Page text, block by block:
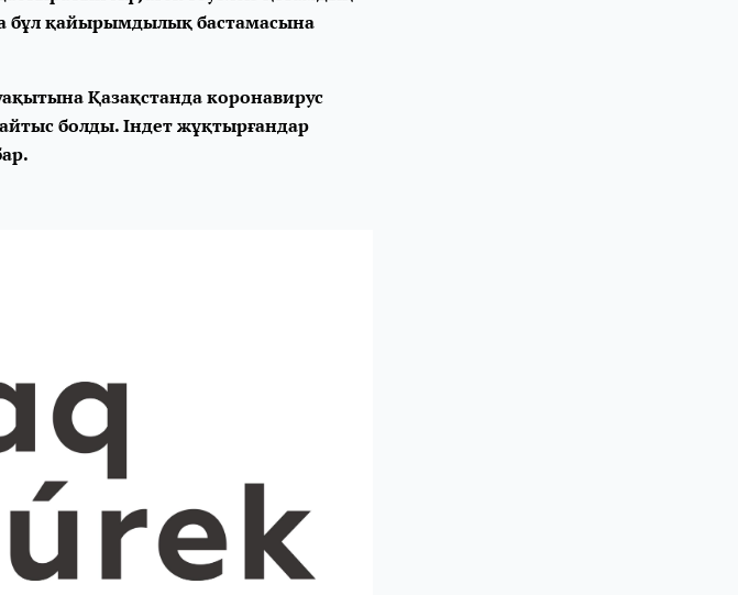
бұл қайырымдылық бастамасына
Қазақстанда коронавирус
болды. Індет жұқтырғандар